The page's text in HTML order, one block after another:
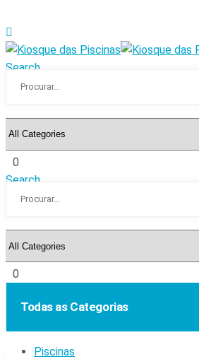
Search
0
Search
0
Todas as Categorias
Piscinas